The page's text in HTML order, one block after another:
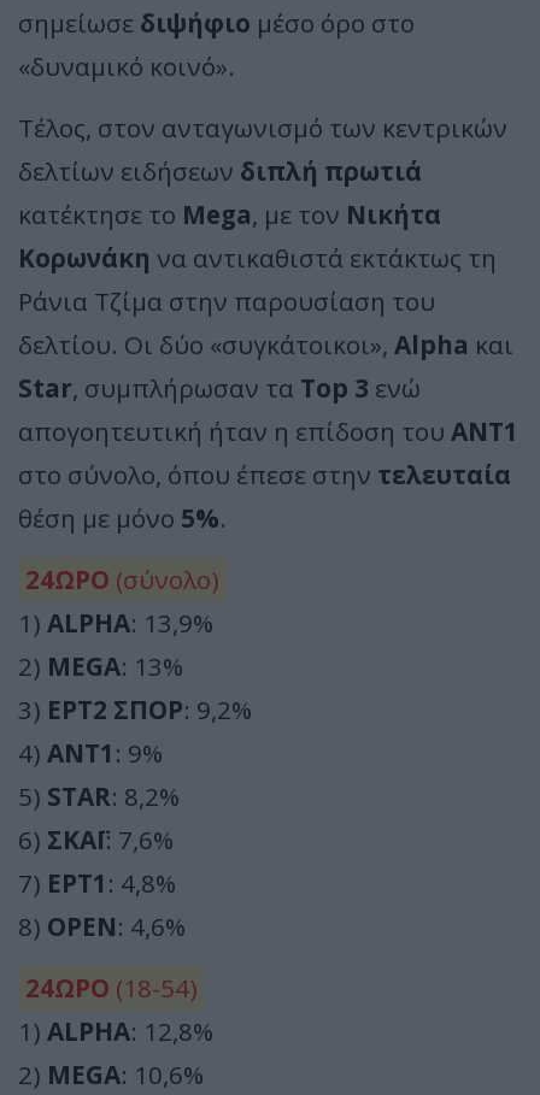
σημείωσε διψήφιο μέσο όρο στο
«δυναμικό κοινό».
Τέλος, στον ανταγωνισμό των κεντρικών
δελτίων ειδήσεων διπλή πρωτιά
κατέκτησε το Mega, με τον Νικήτα
Κορωνάκη να αντικαθιστά εκτάκτως τη
Ράνια Τζίμα στην παρουσίαση του
δελτίου. Οι δύο «συγκάτοικοι», Alpha και
Star, συμπλήρωσαν τα Top 3 ενώ
απογοητευτική ήταν η επίδοση του ΑΝΤ1
στο σύνολο, όπου έπεσε στην τελευταία
θέση με μόνο 5%.
24ΩΡΟ (σύνολο)
1) ALPHA: 13,9%
2) MEGA: 13%
3) ΕΡΤ2 ΣΠΟΡ: 9,2%
4) ΑΝΤ1 : 9%
5) STAR: 8,2%
6) ΣΚΑΪ: 7,6%
7) ΕΡΤ1 : 4,8%
8) OPEN: 4,6%
24ΩΡΟ (18-54)
1) ALPHA: 12,8%
2) MEGA: 10,6%